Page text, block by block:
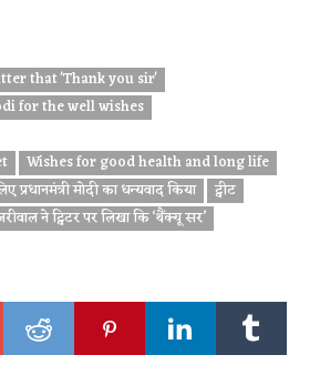
that 'Thank you sir'
for the well wishes
Wishes for good health and long life
मोदी का धन्यवाद किया
ट्वीट
ने ट्विटर पर लिखा कि ‘थैंक्यू सर’